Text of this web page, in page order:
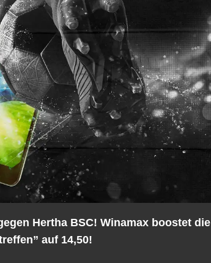
Hertha BSC! Winamax boostet die
auf 14,50!